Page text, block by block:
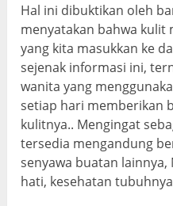
Hal ini dibuktikan oleh
menyatakan bahwa kulit
yang kita masukkan ke
sejenak informasi ini,
wanita yang
setiap hari memberikan
kulitnya.. Mengingat
tersedia mengandung
senyawa buatan
hati, kesehatan